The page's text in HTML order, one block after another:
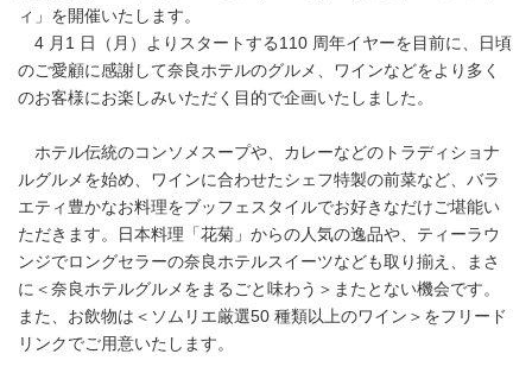
ィ」を開催いたします。
4 月1 日（月）よりスタートする110 周年イヤーを目前に、日頃
のご愛顧に感謝して奈良ホテルのグルメ、ワインなどをより多く
のお客様にお楽しみいただく目的で企画いたしました。
ホテル伝統のコンソメスープや、カレーなどのトラディショナ
ルグルメを始め、ワインに合わせたシェフ特製の前菜など、バラ
エティ豊かなお料理をブッフェスタイルでお好きなだけご堪能い
ただきます。日本料理「花菊」からの人気の逸品や、ティーラウ
ンジでロングセラーの奈良ホテルスイーツなども取り揃え、まさ
に＜奈良ホテルグルメをまるごと味わう＞またとない機会です。
また、お飲物は＜ソムリエ厳選50 種類以上のワイン＞をフリード
リンクでご用意いたします。